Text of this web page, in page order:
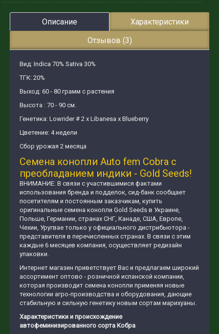
Описание
Характеристики
Отзывов (3)
Вид: Indica 70% Sativa 30%
ТГК: 20%
Выход: 60 - 80 грамм с растения
Высота : 70 - 90 см.
Генетика: Lowrider # 2 x Libanesa x Blueberry
Цветение: 4 недели
Сбор урожая 2 месяца
Семена конопли Auto fem Cobra с
преобладанием индики - Gold Seeds!
ВНИМАНИЕ: В связи с участившимися фактами
использования бренда и подделок, сид-банк сообщает
посетителям и постоянным заказчикам, купить
оригинальные семена конопли Gold Seeds в Украине,
Польше, Германии, странах СНГ, Канаде, США, Европе,
Чехии, Уругвае только у официального дистрибьютора -
представителя в перечисленных странах. В связи с этим
каждые 6 месяцев компания, осуществляет редизайн
упаковки.
Интернет магазин приветствует Вас и предлагаем широкий
ассортимент оптово - розничной испанской компании,
которая производит семена конопли применяя новые
технологии агро-производства и оборудования, дающие
стабильную и сильную генетику новым сортам марихуаны.
Характеристики и происхождение
автофеминизированного сорта Кобра